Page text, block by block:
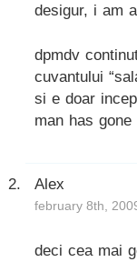
desigur, i am
dpmdv
cuvantului
si e doar
man has
Alex
february 8th,
deci cea mai